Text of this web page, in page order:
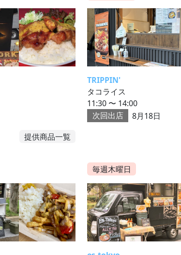
提供商品一覧
TRIPPIN'
タコライス
11:30 〜 14:00
次回出店
8月18日
毎週木曜日